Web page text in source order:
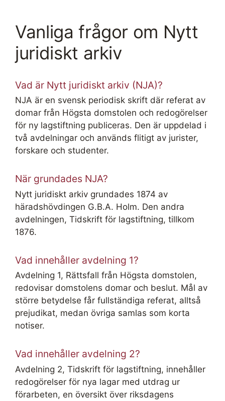
Vanliga frågor om Nytt
juridiskt arkiv
Vad är Nytt juridiskt arkiv (NJA)?
NJA är en svensk periodisk skrift där referat av
domar från Högsta domstolen och redogörelser
för ny lagstiftning publiceras. Den är uppdelad i
två avdelningar och används flitigt av jurister,
forskare och studenter.
När grundades NJA?
Nytt juridiskt arkiv grundades 1874 av
häradshövdingen G.B.A. Holm. Den andra
avdelningen, Tidskrift för lagstiftning, tillkom
1876.
Vad innehåller avdelning 1?
Avdelning 1, Rättsfall från Högsta domstolen,
redovisar domstolens domar och beslut. Mål av
större betydelse får fullständiga referat, alltså
prejudikat, medan övriga samlas som korta
notiser.
Vad innehåller avdelning 2?
Avdelning 2, Tidskrift för lagstiftning, innehåller
redogörelser för nya lagar med utdrag ur
förarbeten, en översikt över riksdagens